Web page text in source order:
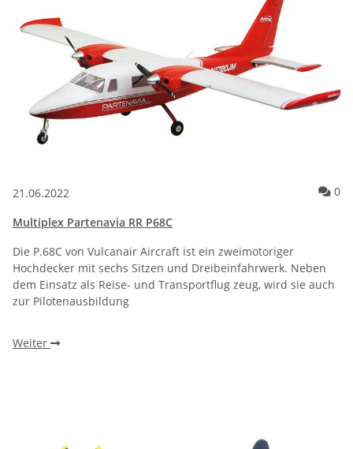
21.06.2022 0
Multiplex Partenavia RR P68C
Die P.68C von Vulcanair Aircraft ist ein zweimotoriger
Hochdecker mit sechs Sitzen und Dreibeinfahrwerk. Neben
dem Einsatz als Reise- und Transportflug zeug, wird sie auch
zur Pilotenausbildung
Weiter